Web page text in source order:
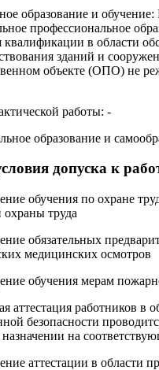
образование и обучение:
профессиональное
в области
зданий и
объекте (ОПО) не
работы: -
образование и
допуска к
обучения по охране
охраны труда
обязательных
медицинских осмотров
обучения мерам
аттестация работников в
безопасности
на
аттестации в области